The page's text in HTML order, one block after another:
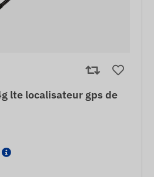
lte localisateur gps de